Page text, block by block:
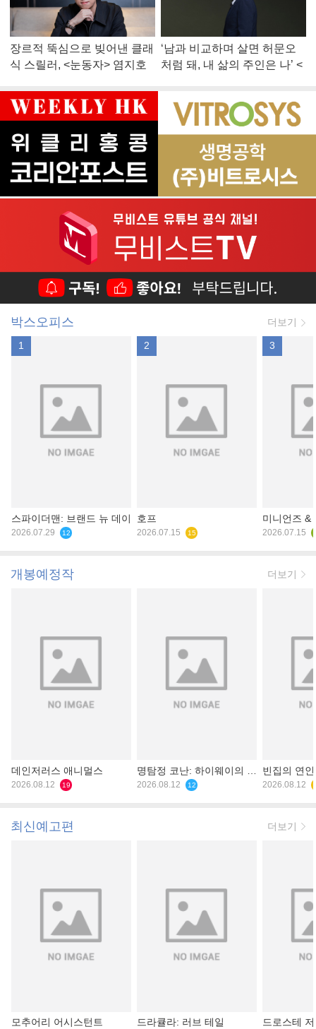
장르적 뚝심으로 빚어낸 클래
식 스릴러, <눈동자> 염지호
‘남과 비교하며 살면 허문오
처럼 돼, 내 삶의 주인은 나’ <
박스오피스 더보기
1
스파이더맨: 브랜드 뉴 데이
2026.07.29 12
2
호프
2026.07.15 15
3
미니언즈 &
2026.07.15
개봉예정작 더보기
데인저러스 애니멀스
2026.08.12 19
명탐정 코난: 하이웨이의 타
천사
2026.08.12 12
빈집의 연
2026.08.12
최신예고편 더보기
모추어리 어시스턴트 드라큘라: 러브 테일 드로스테